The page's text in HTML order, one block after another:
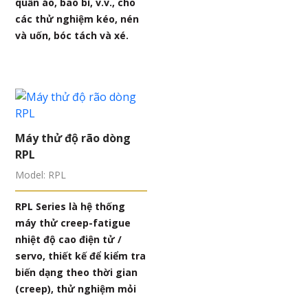
các thử nghiệm kéo, nén
và uốn, bóc tách và xé.
Máy thử độ rão dòng
RPL
Model: RPL
RPL Series là hệ thống
máy thử creep-fatigue
nhiệt độ cao điện tử /
servo, thiết kế để kiểm tra
biến dạng theo thời gian
(creep), thử nghiệm mỏi